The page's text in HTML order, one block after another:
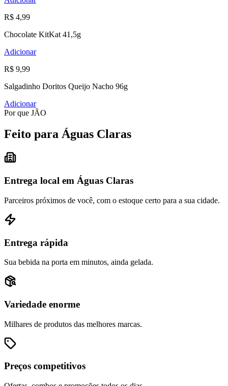
R$ 4,99
Chocolate KitKat 41,5g
Adicionar
R$ 9,99
Salgadinho Doritos Queijo Nacho 96g
Adicionar
Por que JÃO
Feito para Águas Claras
Entrega local em Águas Claras
Parceiros próximos de você, com o estoque certo para a sua cidade.
Entrega rápida
Sua bebida na porta em minutos, ainda gelada.
Variedade enorme
Milhares de produtos das melhores marcas.
Preços competitivos